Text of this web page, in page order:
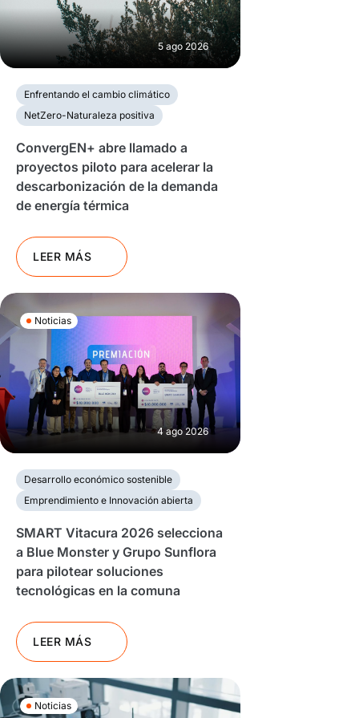
5 ago 2026
Enfrentando el cambio climático
NetZero-Naturaleza positiva
ConvergEN+ abre llamado a
proyectos piloto para acelerar la
descarbonización de la demanda
de energía térmica
LEER MÁS
Noticias
4 ago 2026
Desarrollo económico sostenible
Emprendimiento e Innovación abierta
SMART Vitacura 2026 selecciona
a Blue Monster y Grupo Sunflora
para pilotear soluciones
tecnológicas en la comuna
LEER MÁS
Noticias